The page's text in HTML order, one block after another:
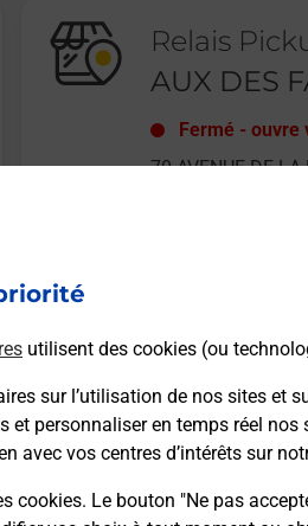
utilisent des cookies (ou
sur l’utilisation de nos sites et
et personnaliser en temps réel
avec vos centres d’intérêts sur
cookies. Le bouton "Ne pas
Relais
AUX DES
Fermé - ouvre
70 AVENUE DE LA